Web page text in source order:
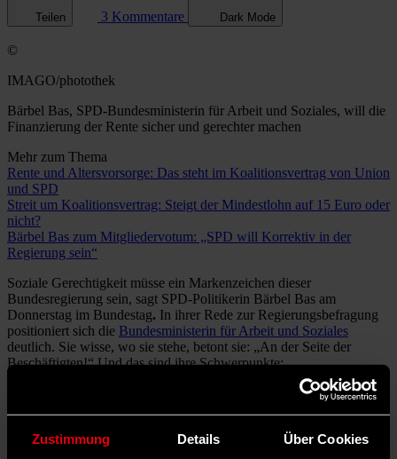
Zustimmung Details Über Cookies
Teilen 3 Kommentare Dark Mode
©
IMAGO/photothek
Bärbel Bas, SPD-Bundesministerin für Arbeit und Soziales, will die
Finanzierung der Rente sicher und gerechter machen
Mehr zum Thema
Rente und Altersvorsorge: Das steht im Koalitionsvertrag von Union
und SPD
Streit um Koalitionsvertrag: Steigt der Mindestlohn auf 15 Euro oder
nicht?
Bärbel Bas zum Mitgliedervotum: „SPD will Korrektiv in der
Regierung sein“
Soziale Gerechtigkeit müsse ein Markenzeichen dieser
Bundesregierung sein, sagt SPD-Politikerin Bärbel Bas am
Donnerstag im Bundestag. In ihrer Rede zur Regierungsbefragung
positioniert sich die Bundesministerin für Arbeit und Soziales
deutlich. Sie wisse, wo sie stehe, betont sie: „An der Seite der
Beschäftigten!“ Und das sind ihre Schwerpunkte:
„Wir werden um viele Arbeitsplätze sehr hart kämpfen müssen.“